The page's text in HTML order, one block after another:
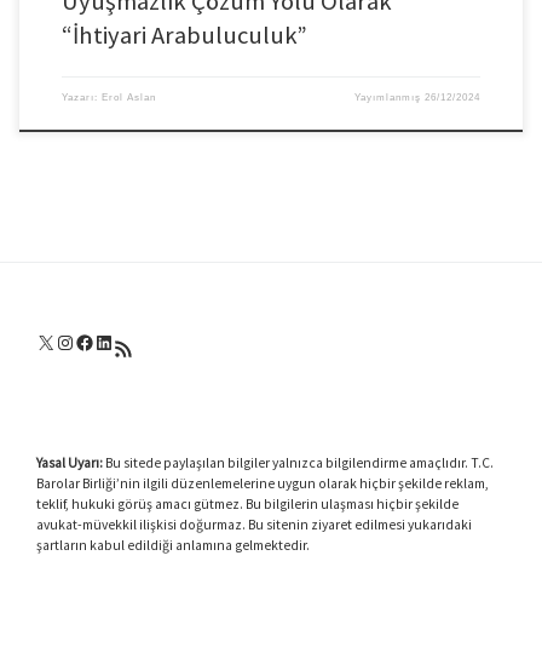
“İhtiyari Arabuluculuk”
Yazarı: Erol Aslan Yayımlanmış 26/12/2024
X Instagram
Facebook
LinkedIn
RSS akışı
Yasal Uyarı:Bu sitede paylaşılan bilgiler yalnızca bilgilendirme amaçlıdır. T.C.
Barolar Birliği’nin ilgili düzenlemelerine uygun olarak hiçbir şekilde reklam,
teklif, hukuki görüş amacı gütmez. Bu bilgilerin ulaşması hiçbir şekilde
avukat-müvekkil ilişkisi doğurmaz. Bu sitenin ziyaret edilmesi yukarıdaki
şartların kabul edildiği anlamına gelmektedir.